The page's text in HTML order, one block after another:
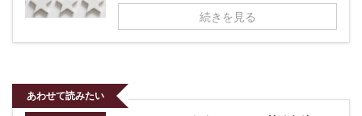
続きを見る
あわせて読みたい